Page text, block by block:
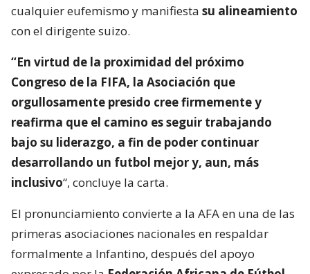
cualquier eufemismo y manifiesta su alineamiento
con el dirigente suizo.
“En virtud de la proximidad del próximo
Congreso de la FIFA, la Asociación que
orgullosamente presido cree firmemente y
reafirma que el camino es seguir trabajando
bajo su liderazgo, a fin de poder continuar
desarrollando un futbol mejor y, aun, más
inclusivo“, concluye la carta.
El pronunciamiento convierte a la AFA en una de las
primeras asociaciones nacionales en respaldar
formalmente a Infantino, después del apoyo